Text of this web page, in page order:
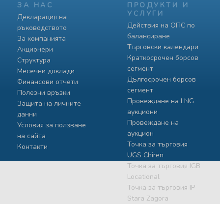
ЗА НАС
Декларация на
ръководството
За компанията
Акционери
Структура
Месечни доклади
Финансови отчети
Полезни връзки
Защита на личните
данни
Условия за ползване
на сайта
Контакти
ПРОДУКТИ И
УСЛУГИ
Действия на ОПС по
балансиране
Търговски календари
Краткосрочен борсов
сегмент
Дългосрочен борсов
сегмент
Провеждане на LNG
аукциони
Провеждане на
аукцион
Точка за търговия
UGS Chiren
Точка за търговия IGB
Locational
Точка за търговия IP
Stara Zagora